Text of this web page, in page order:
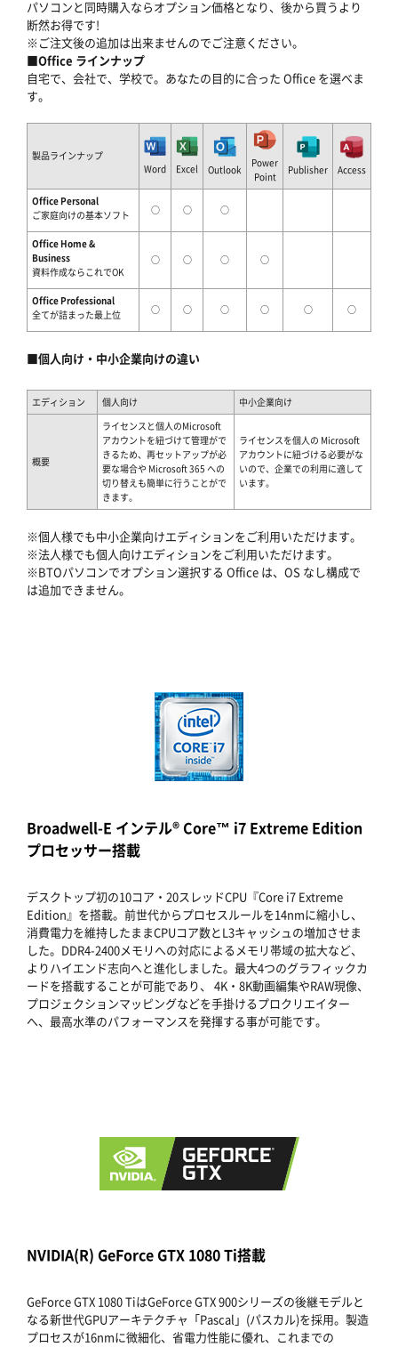
パソコンと同時購入ならオプション価格となり、後から買うより
断然お得です!
※ご注文後の追加は出来ませんのでご注意ください。
■Office ラインナップ
自宅で、会社で、学校で。あなたの目的に合った Office を選べま
す。
製品ラインナップ
Word
Excel Outlook
Power
Point
Publisher Access
Office Personal
ご家庭向けの基本ソフト
○ ○ ○
Office Home &
Business
資料作成ならこれでOK
○ ○ ○ ○
Office Professional
全てが詰まった最上位
○ ○ ○ ○ ○ ○
■個人向け・中小企業向けの違い
エディション 個人向け 中小企業向け
概要
ライセンスと個人のMicrosoft
アカウントを紐づけて管理がで
きるため、再セットアップが必
要な場合や Microsoft 365 への
切り替えも簡単に行うことがで
きます。
ライセンスを個人の Microsoft
アカウントに紐づける必要がな
いので、企業での利用に適して
います。
※個人様でも中小企業向けエディションをご利用いただけます。
※法人様でも個人向けエディションをご利用いただけます。
※BTOパソコンでオプション選択する Office は、OS なし構成で
は追加できません。
Broadwell-E インテル® Core™ i7 Extreme Edition
プロセッサー搭載
デスクトップ初の10コア・20スレッドCPU『Core i7 Extreme
Edition』を搭載。前世代からプロセスルールを14nmに縮小し、
消費電力を維持したままCPUコア数とL3キャッシュの増加させま
した。DDR4-2400メモリへの対応によるメモリ帯域の拡大など、
よりハイエンド志向へと進化しました。最大4つのグラフィックカ
ードを搭載することが可能であり、 4K・8K動画編集やRAW現像、
プロジェクションマッピングなどを手掛けるプロクリエイター
へ、最高水準のパフォーマンスを発揮する事が可能です。
NVIDIA(R) GeForce GTX 1080 Ti搭載
GeForce GTX 1080 TiはGeForce GTX 900シリーズの後継モデルと
なる新世代GPUアーキテクチャ「Pascal」(パスカル)を採用。製造
プロセスが16nmに微細化、省電力性能に優れ、これまでの